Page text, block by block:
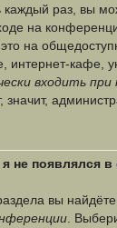
каждый раз, вы
на
на
интернет-кафе,
входить при
значит,
не появлялся в
вы
.